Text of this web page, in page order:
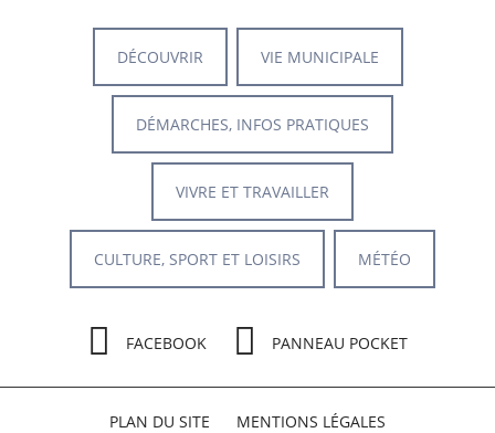
DÉCOUVRIR VIE MUNICIPALE
DÉMARCHES, INFOS PRATIQUES
VIVRE ET TRAVAILLER
CULTURE, SPORT ET LOISIRS MÉTÉO
FACEBOOK PANNEAU POCKET
PLAN DU SITE MENTIONS LÉGALES